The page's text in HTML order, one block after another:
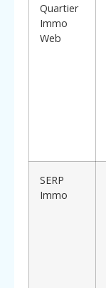
Quartier
Immo
Web
SERP
Immo